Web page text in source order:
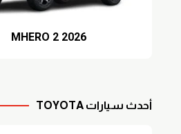
MHERO 2 2026
أحدث سيارات TOYOTA